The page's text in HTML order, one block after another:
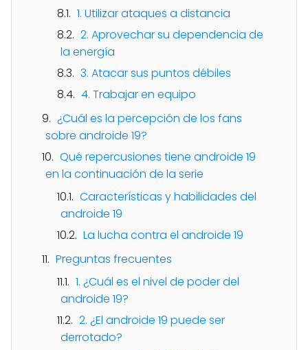
1. Utilizar ataques a distancia
2. Aprovechar su dependencia de
la energía
3. Atacar sus puntos débiles
4. Trabajar en equipo
¿Cuál es la percepción de los fans
sobre androide 19?
Qué repercusiones tiene androide 19
en la continuación de la serie
Características y habilidades del
androide 19
La lucha contra el androide 19
Preguntas frecuentes
1. ¿Cuál es el nivel de poder del
androide 19?
2. ¿El androide 19 puede ser
derrotado?